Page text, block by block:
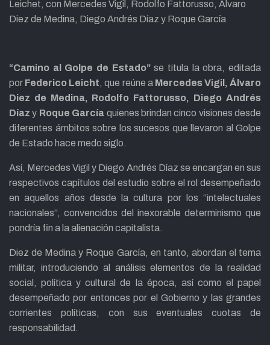
“Camino al Golpe de Estado”se titula la obra, editada
por Federico Leicht, que reúne a Mercedes Vigil, Álvaro
Diez de Medina, Rodolfo Fattorusso, Diego Andrés
Díazy Roque García quienes brindan cinco visiones desde
diferentes ámbitos sobre los sucesos que llevaron al Golpe
de Estado hace medo siglo.
Así, Mercedes Vigil y Diego Andrés Díaz se encargan en sus
respectivos capítulos del estudio sobre el rol desempeñado
en aquellos años desde la cultura por los “intelectuales
nacionales”, convencidos del inexorable determinismo que
pondría fin a la alienación capitalista.
Diez de Medina y Roque García, en tanto, abordan el tema
militar, introduciendo al análisis elementos de la realidad
social, política y cultural de la época, así como el papel
desempeñado por entonces por el Gobierno y las grandes
corrientes políticas, con sus eventuales cuotas de
responsabilidad.